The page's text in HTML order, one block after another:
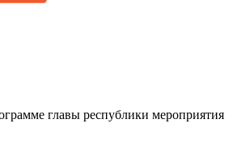
главы республики мероприятия